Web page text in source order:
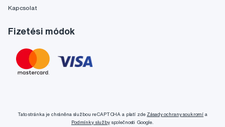
Kapcsolat
Fizetési módok
Tato stránka je chráněna službou reCAPTCHA a platí zde Zásady ochrany soukromí a
Podmínky službyspolečnosti Google.